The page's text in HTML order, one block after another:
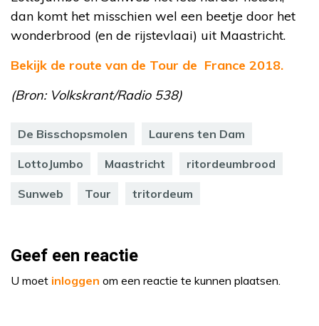
dan komt het misschien wel een beetje door het
wonderbrood (en de rijstevlaai) uit Maastricht.
Bekijk de route van de Tour de France 2018.
(Bron: Volkskrant/Radio 538)
De Bisschopsmolen Laurens ten Dam
LottoJumbo Maastricht ritordeumbrood
Sunweb Tour tritordeum
Geef een reactie
U moet inloggen om een reactie te kunnen plaatsen.